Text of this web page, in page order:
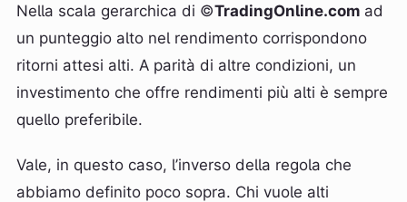
Nella scala gerarchica di ©TradingOnline.com ad
un punteggio alto nel rendimento corrispondono
ritorni attesi alti. A parità di altre condizioni, un
investimento che offre rendimenti più alti è sempre
quello preferibile.
Vale, in questo caso, l’inverso della regola che
abbiamo definito poco sopra. Chi vuole alti